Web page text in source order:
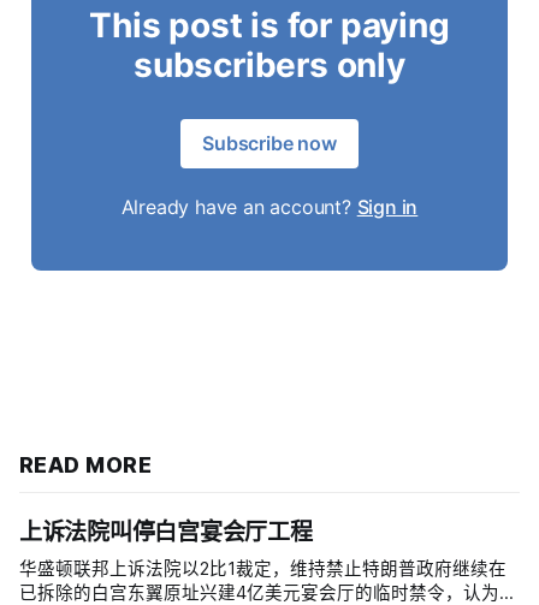
This post is for paying
subscribers only
Subscribe now
Already have an account? Sign in
READ MORE
上诉法院叫停白宫宴会厅工程
华盛顿联邦上诉法院以2比1裁定，维持禁止特朗普政府继续在
已拆除的白宫东翼原址兴建4亿美元宴会厅的临时禁令，认为该